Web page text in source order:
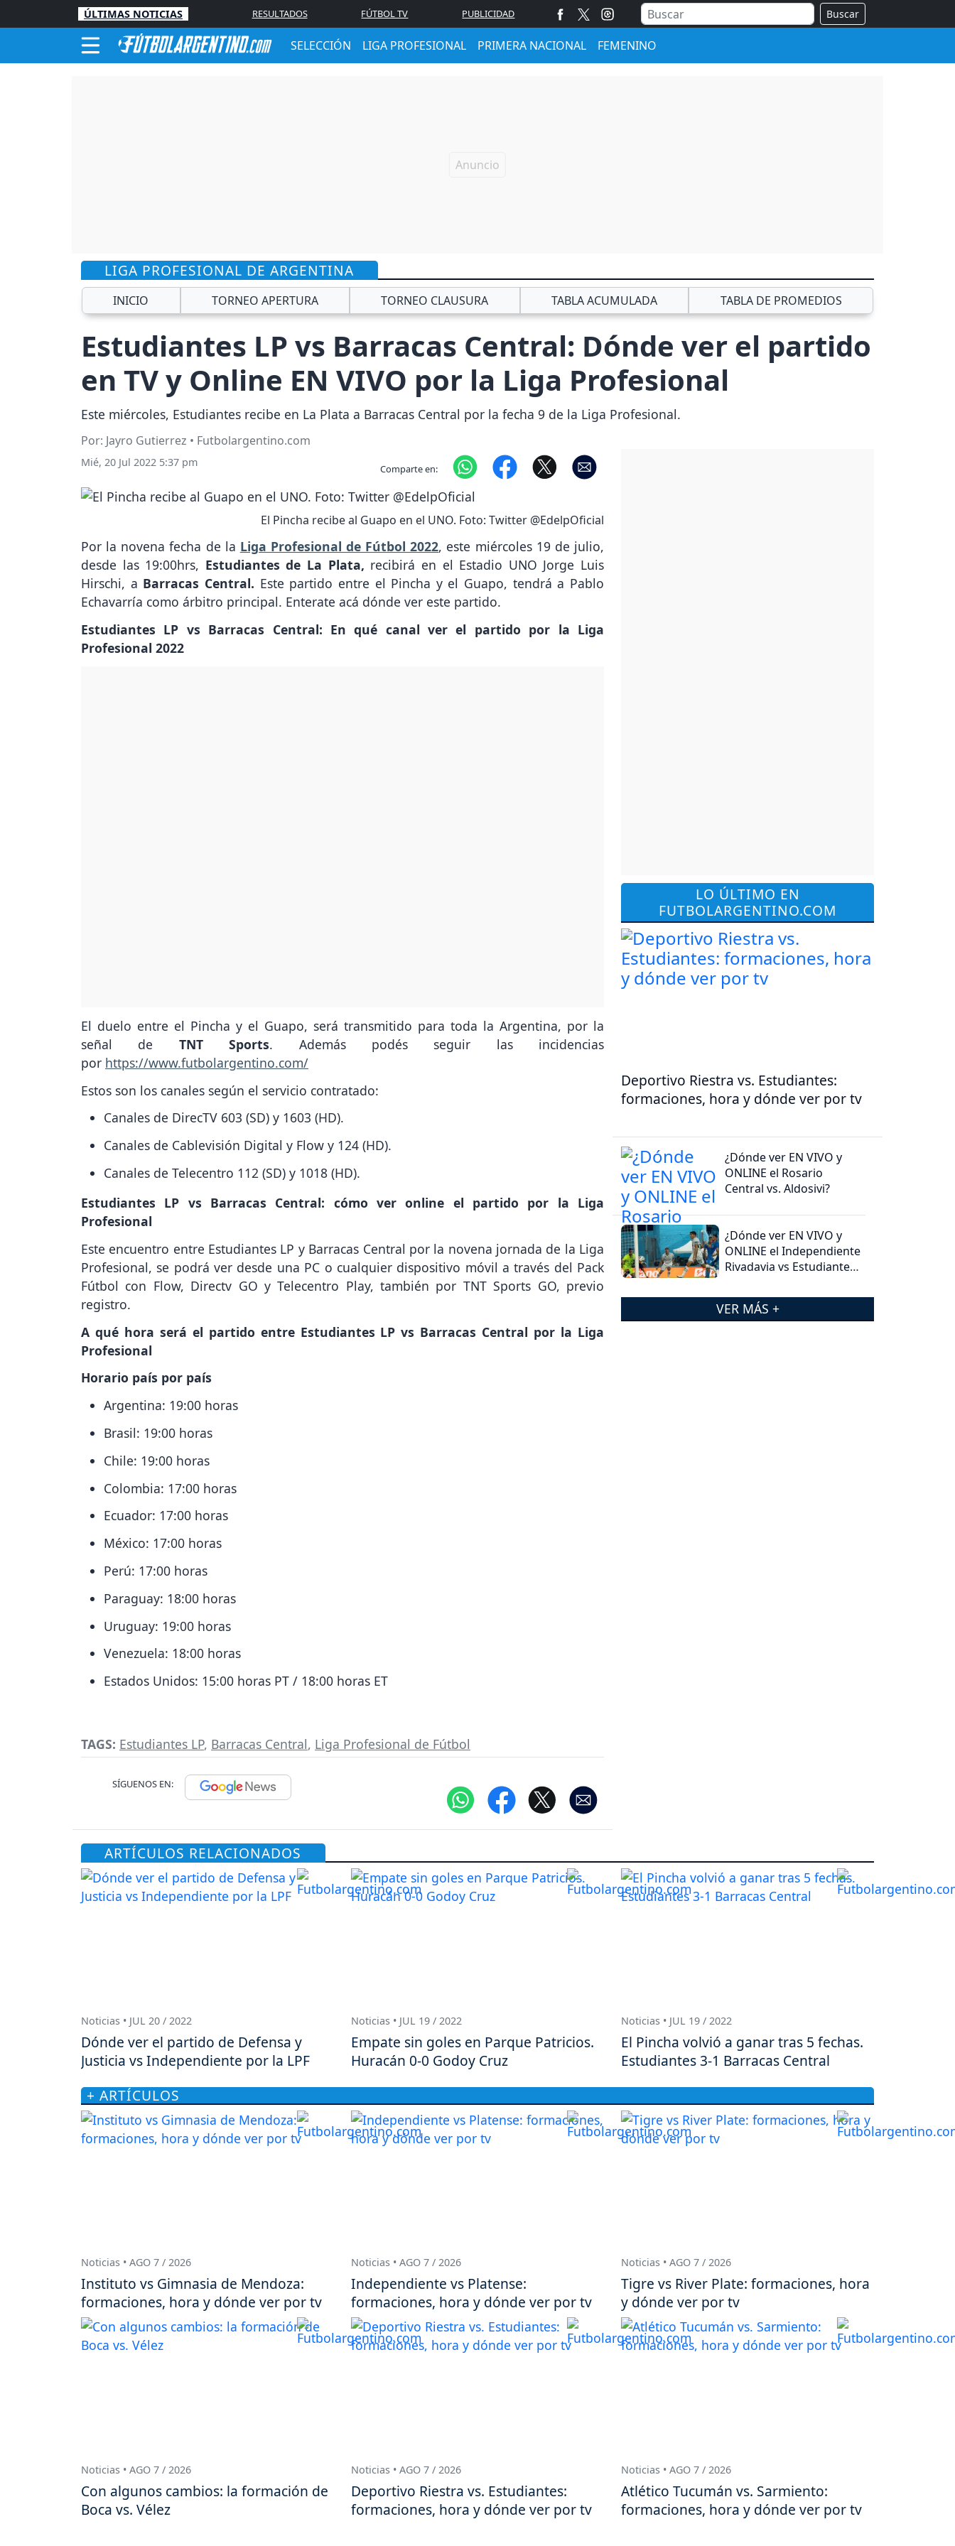
ÚLTIMAS NOTICIAS RESULTADOS FÚTBOL TV PUBLICIDAD Buscar
SELECCIÓN LIGA PROFESIONAL PRIMERA NACIONAL FEMENINO
LIGA PROFESIONAL DE ARGENTINA
INICIO TORNEO APERTURA TORNEO CLAUSURA TABLA ACUMULADA TABLA DE PROMEDIOS
Estudiantes LP vs Barracas Central: Dónde ver el partido
en TV y Online EN VIVO por la Liga Profesional
Este miércoles, Estudiantes recibe en La Plata a Barracas Central por la fecha 9 de la Liga Profesional.
Por: Jayro Gutierrez • Futbolargentino.com
Mié, 20 Jul 2022 5:37 pm Comparte en:
El Pincha recibe al Guapo en el UNO. Foto: Twitter @EdelpOficial
Por la novena fecha de la Liga Profesional de Fútbol 2022, este miércoles 19 de julio,
desde las 19:00hrs, Estudiantes de La Plata, recibirá en el Estadio UNO Jorge Luis
Hirschi, a Barracas Central. Este partido entre el Pincha y el Guapo, tendrá a Pablo
Echavarría como árbitro principal. Enterate acá dónde ver este partido.
Estudiantes LP vs Barracas Central: En qué canal ver el partido por la Liga
Profesional 2022
El duelo entre el Pincha y el Guapo, será transmitido para toda la Argentina, por la
señal de TNT Sports. Además podés seguir las incidencias
por https://www.futbolargentino.com/
Estos son los canales según el servicio contratado:
Canales de DirecTV 603 (SD) y 1603 (HD).
Canales de Cablevisión Digital y Flow y 124 (HD).
Canales de Telecentro 112 (SD) y 1018 (HD).
Estudiantes LP vs Barracas Central: cómo ver online el partido por la Liga
Profesional
Este encuentro entre Estudiantes LP y Barracas Central por la novena jornada de la Liga
Profesional, se podrá ver desde una PC o cualquier dispositivo móvil a través del Pack
Fútbol con Flow, Directv GO y Telecentro Play, también por TNT Sports GO, previo
registro.
A qué hora será el partido entre Estudiantes LP vs Barracas Central por la Liga
Profesional
Horario país por país
Argentina: 19:00 horas
Brasil: 19:00 horas
Chile: 19:00 horas
Colombia: 17:00 horas
Ecuador: 17:00 horas
México: 17:00 horas
Perú: 17:00 horas
Paraguay: 18:00 horas
Uruguay: 19:00 horas
Venezuela: 18:00 horas
Estados Unidos: 15:00 horas PT / 18:00 horas ET
TAGS: Estudiantes LP, Barracas Central, Liga Profesional de Fútbol
SÍGUENOS EN:
LO ÚLTIMO EN
FUTBOLARGENTINO.COM
Deportivo Riestra vs. Estudiantes:
formaciones, hora y dónde ver por tv
¿Dónde ver EN VIVO y
ONLINE el Rosario
Central vs. Aldosivi?
¿Dónde ver EN VIVO y
ONLINE el Independiente
Rivadavia vs Estudiantes
VER MÁS +
ARTÍCULOS RELACIONADOS
Noticias • JUL 20 / 2022
Dónde ver el partido de Defensa y
Justicia vs Independiente por la LPF
Noticias • JUL 19 / 2022
Empate sin goles en Parque Patricios.
Huracán 0-0 Godoy Cruz
Noticias • JUL 19 / 2022
El Pincha volvió a ganar tras 5 fechas.
Estudiantes 3-1 Barracas Central
+ ARTÍCULOS
Noticias • AGO 7 / 2026
Instituto vs Gimnasia de Mendoza:
formaciones, hora y dónde ver por tv
Noticias • AGO 7 / 2026
Independiente vs Platense:
formaciones, hora y dónde ver por tv
Noticias • AGO 7 / 2026
Tigre vs River Plate: formaciones, hora
y dónde ver por tv
Noticias • AGO 7 / 2026
Con algunos cambios: la formación de
Boca vs. Vélez
Noticias • AGO 7 / 2026
Deportivo Riestra vs. Estudiantes:
formaciones, hora y dónde ver por tv
Noticias • AGO 7 / 2026
Atlético Tucumán vs. Sarmiento:
formaciones, hora y dónde ver por tv